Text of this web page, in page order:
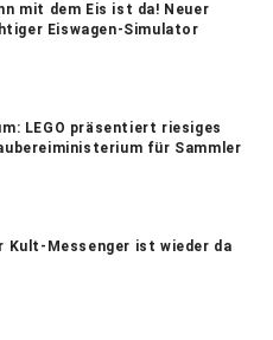
mit dem Eis ist da! Neuer
Eiswagen-Simulator
LEGO präsentiert riesiges
für Sammler
Kult-Messenger ist wieder da